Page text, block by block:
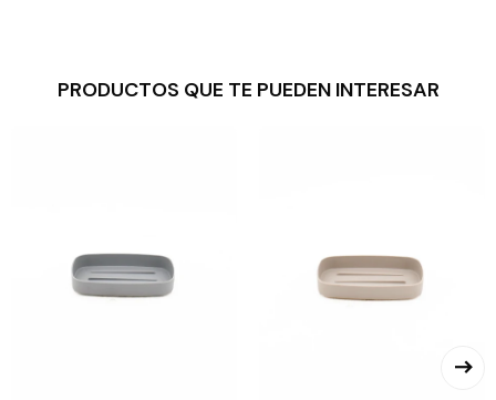
PRODUCTOS QUE TE PUEDEN INTERESAR